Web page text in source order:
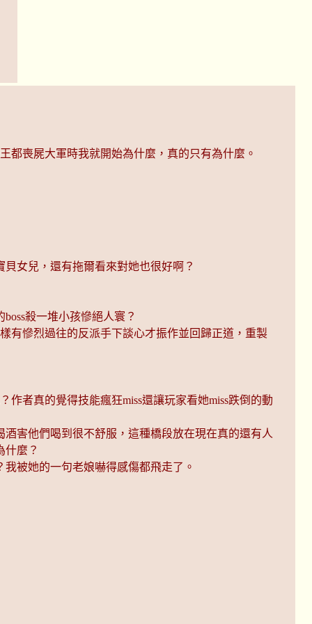
都喪屍大軍時我就開始為什麼，真的只有為什麼。
女兒，還有拖爾看來對她也很好啊？
殺一堆小孩慘絕人寰？
有慘烈過往的反派手下談心才振作並回歸正道，重製
者真的覺得技能瘋狂miss還讓玩家看她miss跌倒的動
害他們喝到很不舒服，這種橋段放在現在真的還有人
什麼？
被她的一句老娘嚇得感傷都飛走了。